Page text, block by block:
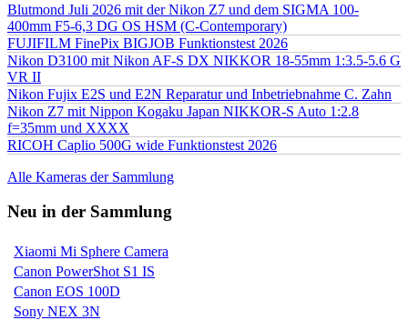
Blutmond Juli 2026 mit der Nikon Z7 und dem SIGMA 100-
400mm F5-6,3 DG OS HSM (C-Contemporary)
FUJIFILM FinePix BIGJOB Funktionstest 2026
Nikon D3100 mit Nikon AF-S DX NIKKOR 18-55mm 1:3.5-5.6 G
VR II
Nikon Fujix E2S und E2N Reparatur und Inbetriebnahme C. Zahn
Nikon Z7 mit Nippon Kogaku Japan NIKKOR-S Auto 1:2.8
f=35mm und XXXX
RICOH Caplio 500G wide Funktionstest 2026
Alle Kameras der Sammlung
Neu in der Sammlung
Xiaomi Mi Sphere Camera
Canon PowerShot S1 IS
Canon EOS 100D
Sony NEX 3N